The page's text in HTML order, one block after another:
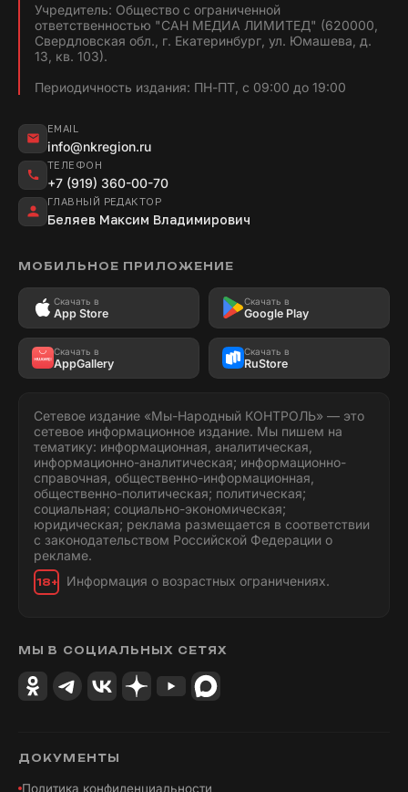
Учредитель: Общество с ограниченной
ответственностью "САН МЕДИА ЛИМИТЕД" (620000,
Свердловская обл., г. Екатеринбург, ул. Юмашева, д.
13, кв. 103).
Периодичность издания: ПН-ПТ, с 09:00 до 19:00
EMAIL
info@nkregion.ru
ТЕЛЕФОН
+7 (919) 360-00-70
ГЛАВНЫЙ РЕДАКТОР
Беляев Максим Владимирович
МОБИЛЬНОЕ ПРИЛОЖЕНИЕ
Скачать в
App Store
Скачать в
Google Play
Скачать в
AppGallery
Скачать в
RuStore
Сетевое издание «Мы-Народный КОНТРОЛЬ» — это
сетевое информационное издание. Мы пишем на
тематику: информационная, аналитическая,
информационно-аналитическая; информационно-
справочная, общественно-информационная,
общественно-политическая; политическая;
социальная; социально-экономическая;
юридическая; реклама размещается в соответствии
с законодательством Российской Федерации о
рекламе.
18+ Информация о возрастных ограничениях.
МЫ В СОЦИАЛЬНЫХ СЕТЯХ
ДОКУМЕНТЫ
Политика конфиденциальности